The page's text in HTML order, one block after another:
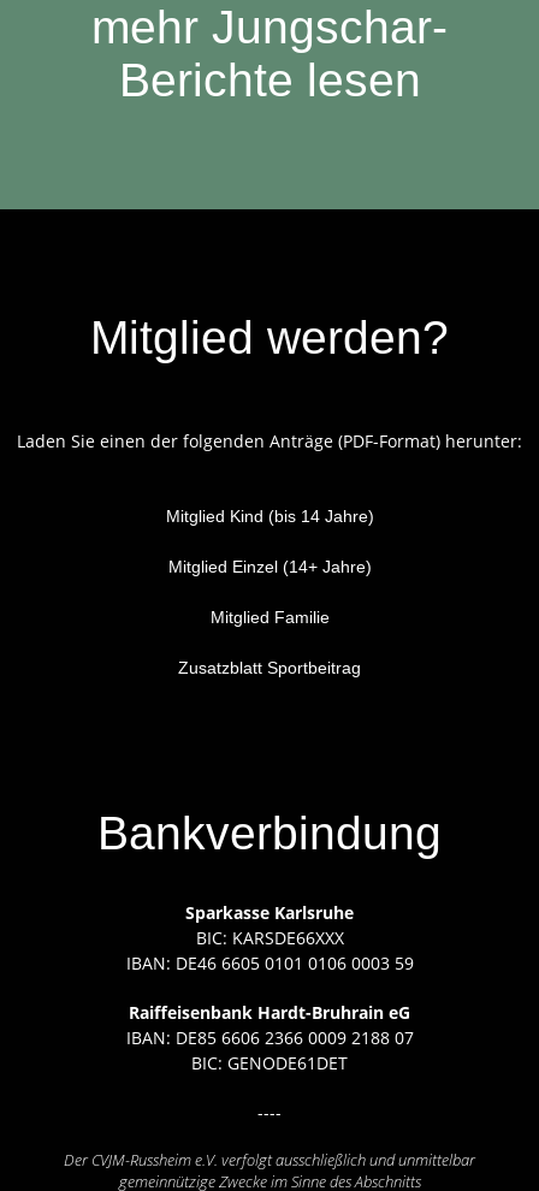
mehr Jungschar-
Berichte lesen
Mitglied werden?
Laden Sie einen der folgenden Anträge (PDF-Format) herunter:
Mitglied Kind (bis 14 Jahre)
Mitglied Einzel (14+ Jahre)
Mitglied Familie
Zusatzblatt Sportbeitrag
Bankverbindung
Sparkasse Karlsruhe
BIC: KARSDE66XXX
IBAN: DE46 6605 0101 0106 0003 59
Raiffeisenbank Hardt-Bruhrain eG
IBAN: DE85 6606 2366 0009 2188 07
BIC: GENODE61DET
----
Der CVJM-Russheim e.V. verfolgt ausschließlich und unmittelbar
gemeinnützige Zwecke im Sinne des Abschnitts